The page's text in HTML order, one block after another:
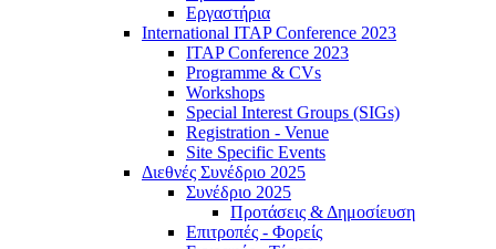
Εργαστήρια
International ITAP Conference 2023
ITAP Conference 2023
Programme & CVs
Workshops
Special Interest Groups (SIGs)
Registration - Venue
Site Specific Events
Διεθνές Συνέδριο 2025
Συνέδριο 2025
Προτάσεις & Δημοσίευση
Επιτροπές - Φορείς